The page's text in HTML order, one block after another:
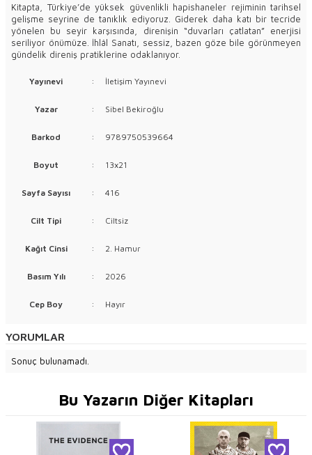
Kitapta, Türkiye’de yüksek güvenlikli hapishaneler rejiminin tarihsel
gelişme seyrine de tanıklık ediyoruz. Giderek daha katı bir tecride
yönelen bu seyir karşısında, direnişin “duvarları çatlatan” enerjisi
seriliyor önümüze. İhlâl Sanatı, sessiz, bazen göze bile görünmeyen
gündelik direniş pratiklerine odaklanıyor.
Yayınevi : İletişim Yayınevi
Yazar : Sibel Bekiroğlu
Barkod : 9789750539664
Boyut : 13x21
Sayfa Sayısı : 416
Cilt Tipi : Ciltsiz
Kağıt Cinsi : 2. Hamur
Basım Yılı : 2026
Cep Boy : Hayır
YORUMLAR
Sonuç bulunamadı.
Bu Yazarın Diğer Kitapları